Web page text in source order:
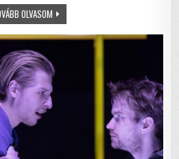
p
OLVASOMA
RÉPAKIRÁLY
–
ELJÖTT
KORA